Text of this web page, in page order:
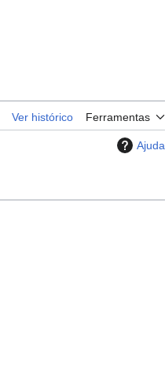
Ver histórico Ferramentas
Ajuda